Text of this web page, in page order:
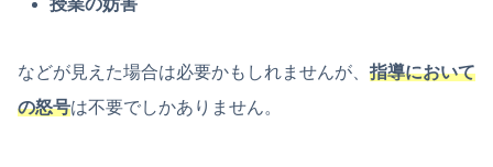
授業の妨害
などが見えた場合は必要かもしれませんが、 指導において
の怒号は不要でしかありません。